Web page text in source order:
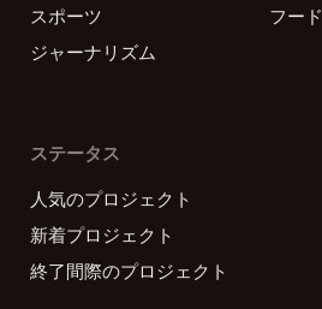
スポーツ
フード
ジャーナリズム
ステータス
人気のプロジェクト
新着プロジェクト
終了間際のプロジェクト